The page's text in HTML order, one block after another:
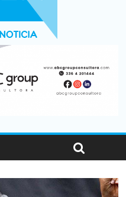
en julio: bajó un 12,6%